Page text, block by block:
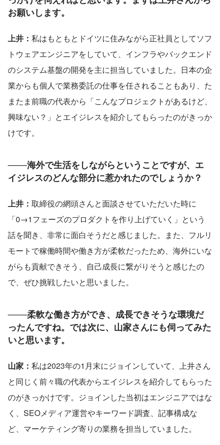
お願いします。
上井： 私はもともとドイツに住みながら正社員としてソフ
トウェアエンジニアをしていて、インフラやバックエンド
のシステム基盤の開発を主に担当していました。日本の企
業からも個人で業務委託の仕事を任されることもあり、た
またま前職の代表から「こんなプロジェクトがあるけど、
興味ない？」とエイジレスを紹介してもらったのがきっか
けです。
───海外で生活をしながらということですが、エ
イジレスのどんな部分に惹かれたのでしょうか？
上井： 取締役の網頭さんと面談させていただいた時に
「0→1フェーズのプロダクトを作り上げていく」という
話を聞き、非常に面白そうだと感じました。また、フルリ
モートで稼働時間や働き方が柔軟だったため、海外にいな
がらも貢献できそう、自己成長に繋がりそうと感じたの
で、ぜひ挑戦したいと思いました。
───柔軟な働き方ができ、成長できそうな環境だ
ったんですね。では次に、山家さんにも伺ってみた
いと思います。
山家： 私は2023年の1月末にジョインしていて、上井さん
と同じく前々職の代表からエイジレスを紹介してもらった
のがきっかけです。ジョインした当初はエンジニアではな
く、SEOメディア運営やキーワード調査、記事構成な
ど、マーケティング寄りの業務を担当していました。